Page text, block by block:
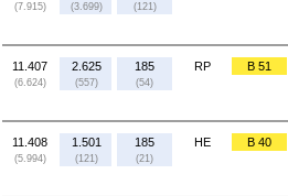
(7.915) (3.699) (121)
11.407
(6.624)
2.625
(557)
185
(54)
RP B 51
11.408
(5.994)
1.501
(121)
185
(21)
HE B 40